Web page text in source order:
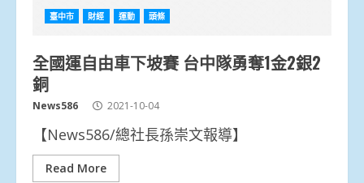
臺中市 財經 運動 頭條
全國運自由車下坡賽 台中隊勇奪1金2銀2
銅
News586 2021-10-04
【News586/總社長孫崇文報導】
Read More